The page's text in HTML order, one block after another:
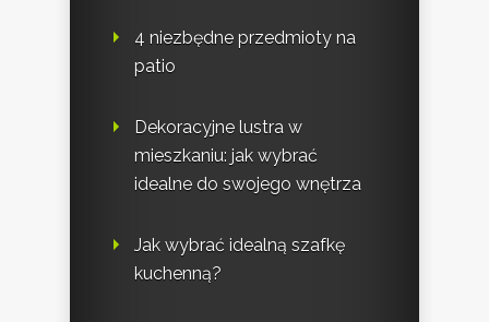
4 niezbędne przedmioty na
patio
Dekoracyjne lustra w
mieszkaniu: jak wybrać
idealne do swojego wnętrza
Jak wybrać idealną szafkę
kuchenną?